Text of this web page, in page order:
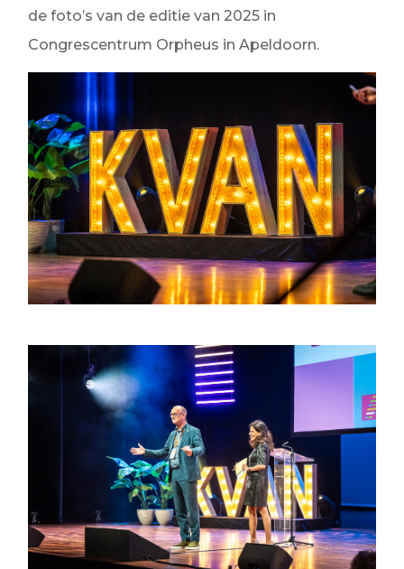
de foto’s van de editie van 2025 in
Congrescentrum Orpheus in Apeldoorn.